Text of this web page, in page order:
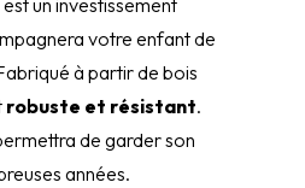
un investissement
votre enfant de
à partir de bois
robuste et résistant.
de garder son
années.